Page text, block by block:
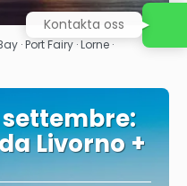
· Port Fairy · Lorne ·
Livorno +
Kontakta oss